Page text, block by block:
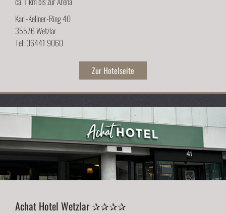
Karl-Kellner-Ring 40
35576 Wetzlar
Tel: 06441 9060
Zur Hotelseite
Achat Hotel Wetzlar ✰✰✰✰